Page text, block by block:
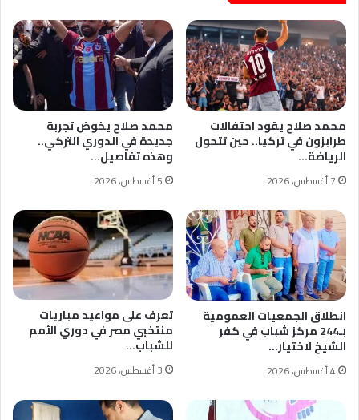
محمد صلاح يقود احتفالات
طرابزون في تركيا.. حين تتحول
الرياضة…
7 أغسطس، 2026
محمد صلاح يخوض تجربة
جديدة في الدوري التركي..
وهذه تفاصيل…
5 أغسطس، 2026
انطلاق الجمعيات العمومية
بـ244 مركز شباب في كفر
الشيخ لاختيار…
4 أغسطس، 2026
تعرف على مواعيد مباريات
منتخبي مصر في دوري الأمم
للشباب…
3 أغسطس، 2026